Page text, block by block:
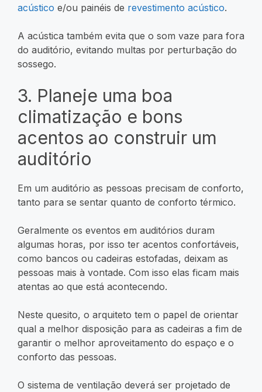
acústico e/ou painéis de revestimento acústico.
A acústica também evita que o som vaze para fora
do auditório, evitando multas por perturbação do
sossego.
3. Planeje uma boa
climatização e bons
acentos ao construir um
auditório
Em um auditório as pessoas precisam de conforto,
tanto para se sentar quanto de conforto térmico.
Geralmente os eventos em auditórios duram
algumas horas, por isso ter acentos confortáveis,
como bancos ou cadeiras estofadas, deixam as
pessoas mais à vontade. Com isso elas ficam mais
atentas ao que está acontecendo.
Neste quesito, o arquiteto tem o papel de orientar
qual a melhor disposição para as cadeiras a fim de
garantir o melhor aproveitamento do espaço e o
conforto das pessoas.
O sistema de ventilação deverá ser projetado de